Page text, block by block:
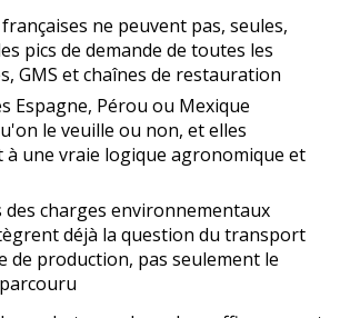
ne peuvent pas, seules,
pics de demande de toutes les
GMS et chaînes de restauration
Espagne, Pérou ou Mexique
le veuille ou non, et elles
à une vraie logique agronomique et
des charges environnementaux
déjà la question du transport
de production, pas seulement le